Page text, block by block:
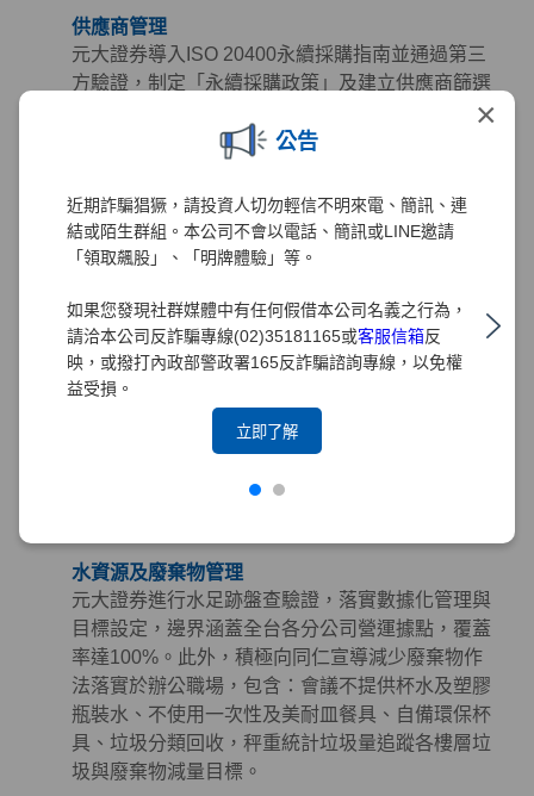
×
公告
近期詐騙猖獗，請投資人切勿輕信不明來電、簡訊、連
結或陌生群組。本公司不會以電話、簡訊或LINE邀請
「領取飆股」、「明牌體驗」等。
如果您發現社群媒體中有任何假借本公司名義之行為，
請洽本公司反詐騙專線(02)35181165或客服信箱反
映，或撥打內政部警政署165反詐騙諮詢專線，以免權
益受損。
立即了解
供應商管理
元大證券導入ISO 20400永續採購指南並通過第三
方驗證，制定「永續採購政策」及建立供應商篩選
與管理機制，定期檢視供應商永續作為，同時參考
《聯合國世界人權宣言》、《聯合國全球盟約》及
購指南」，從「環境、社會及治理（ESG）」三面
向出發，將永續理念深植於採購實務中。
綠色採購
元大證券長期推行綠色採購，訂定「綠色採購條
款」規範採購時應優先考量具有環保、節能、能源
之星、節水、綠建材、FSC永續林業、減碳等標章
之產品。並積極響應政府相關政策，持續參與臺北
市政府推動之「民間企業及團體實施綠色採購計
畫」。截至2025年，元大集團已連續15年榮獲臺北
由提倡綠色採購以帶動綠色生產鏈，降低環境衝
水資源及廢棄物管理
元大證券進行水足跡盤查驗證，落實數據化管理與
目標設定，邊界涵蓋全台各分公司營運據點，覆蓋
率達100%。此外，積極向同仁宣導減少廢棄物作
法落實於辦公職場，包含：會議不提供杯水及塑膠
瓶裝水、不使用一次性及美耐皿餐具、自備環保杯
具、垃圾分類回收，秤重統計垃圾量追蹤各樓層垃
圾與廢棄物減量目標。